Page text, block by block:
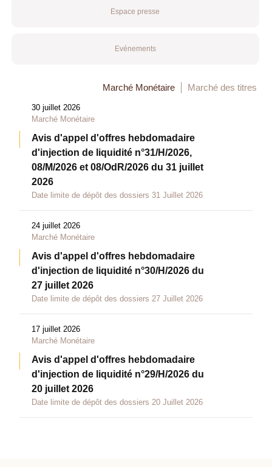
Espace presse
Evénements
Marché Monétaire Marché des titres
30 juillet 2026
Marché Monétaire
Avis d'appel d'offres hebdomadaire
d'injection de liquidité n°31/H/2026,
08/M/2026 et 08/OdR/2026 du 31 juillet
2026
Date limite de dépôt des dossiers 31 Juillet 2026
24 juillet 2026
Marché Monétaire
Avis d'appel d'offres hebdomadaire
d'injection de liquidité n°30/H/2026 du
27 juillet 2026
Date limite de dépôt des dossiers 27 Juillet 2026
17 juillet 2026
Marché Monétaire
Avis d'appel d'offres hebdomadaire
d'injection de liquidité n°29/H/2026 du
20 juillet 2026
Date limite de dépôt des dossiers 20 Juillet 2026